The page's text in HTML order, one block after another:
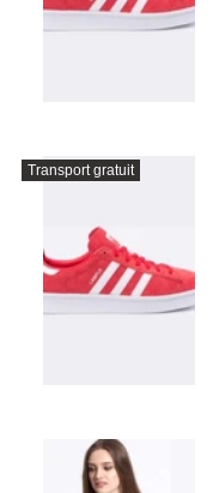
Transport gratuit